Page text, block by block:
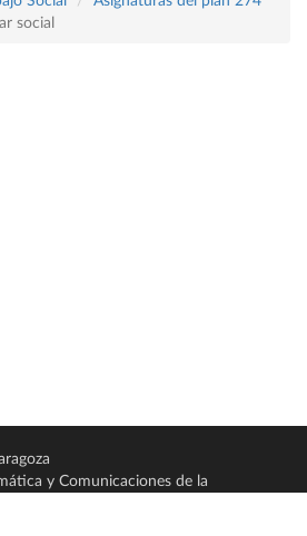
social
y Comunicaciones de la